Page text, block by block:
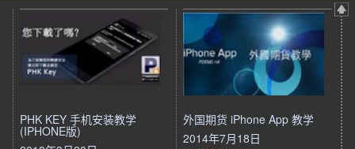
PHK KEY 手机安装教学
(IPHONE版)
外国期货 iPhone App 教学
2014年7月18日